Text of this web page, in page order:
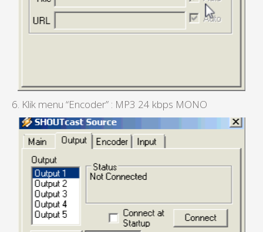
6. Klik menu “Encoder” : MP3 24 kbps MONO